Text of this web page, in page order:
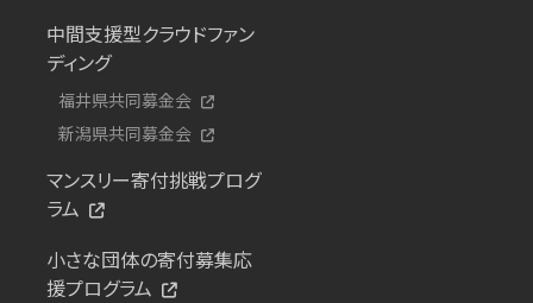
中間支援型クラウドファン
ディング
福井県共同募金会
新潟県共同募金会
マンスリー寄付挑戦プログ
ラム
小さな団体の寄付募集応
援プログラム